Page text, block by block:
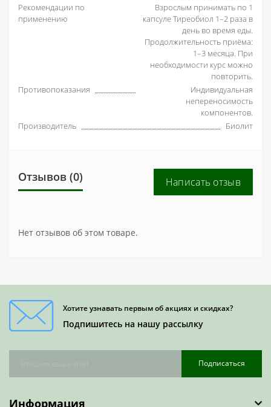
Рекомендации по
применению
Взрослым принимать по 1
капсуле Тиреобиол 1–2 раза в
день во время еды.
Продолжительность приёма:
1–3 месяца. При
необходимости курс можно
повторить.
Противопоказания
Индивидуальная
непереносимость
компонентов.
Производитель
Биолит
Отзывов (0) Написать отзыв
Нет отзывов об этом товаре.
Хотите узнавать первым об акциях и скидках?
Подпишитесь на нашу рассылку
Подписаться
Информация